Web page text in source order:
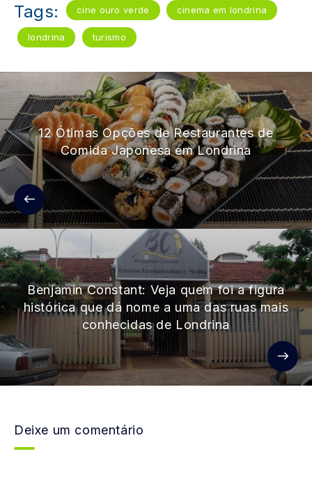
Tags: cine ouro verde cinema em londrina
londrina turismo
12 Ótimas Opções de Restaurantes de
Comida Japonesa em Londrina
Benjamin Constant: Veja quem foi a figura
histórica que dá nome a uma das ruas mais
conhecidas de Londrina
Deixe um comentário